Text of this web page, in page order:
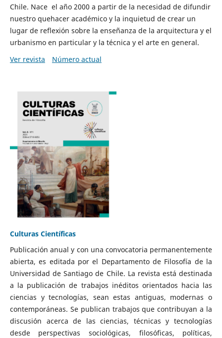
Chile. Nace el año 2000 a partir de la necesidad de difundir
nuestro quehacer académico y la inquietud de crear un
lugar de reflexión sobre la enseñanza de la arquitectura y el
urbanismo en particular y la técnica y el arte en general.
Ver revista
Número actual
Culturas Científicas
Publicación anual y con una convocatoria permanentemente
abierta, es editada por el Departamento de Filosofía de la
Universidad de Santiago de Chile. La revista está destinada
a la publicación de trabajos inéditos orientados hacia las
ciencias y tecnologías, sean estas antiguas, modernas o
contemporáneas. Se publican trabajos que contribuyan a la
discusión acerca de las ciencias, técnicas y tecnologías
desde perspectivas sociológicas, filosóficas, políticas,